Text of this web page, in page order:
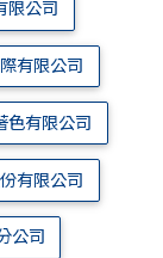
限公司
有限公司
色有限公司
有限公司
公司